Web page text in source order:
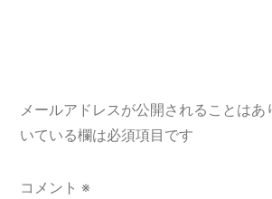
ン
メールアドレスが公開されることはあ
いている欄は必須項目です
コメント ※